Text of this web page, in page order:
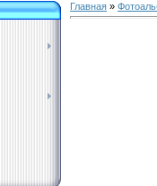
Главная »